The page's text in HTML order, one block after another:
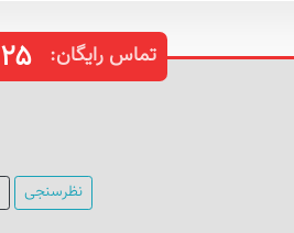
تماس رایگان: ۲۵
نظرسنجی